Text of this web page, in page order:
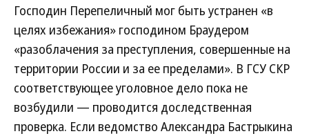
Господин Перепеличный мог быть устранен «в
целях избежания» господином Браудером
«разоблачения за преступления, совершенные на
территории России и за ее пределами». В ГСУ СКР
соответствующее уголовное дело пока не
возбудили — проводится доследственная
проверка. Если ведомство Александра Бастрыкина